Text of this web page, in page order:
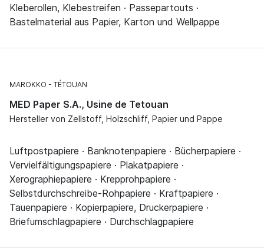
Kleberollen, Klebestreifen · Passepartouts ·
Bastelmaterial aus Papier, Karton und Wellpappe
MAROKKO TÉTOUAN
MED Paper S.A., Usine de Tetouan
Hersteller von Zellstoff, Holzschliff, Papier und Pappe
Luftpostpapiere · Banknotenpapiere · Bücherpapiere ·
Vervielfältigungspapiere · Plakatpapiere ·
Xerographiepapiere · Krepprohpapiere ·
Selbstdurchschreibe-Rohpapiere · Kraftpapiere ·
Tauenpapiere · Kopierpapiere, Druckerpapiere ·
Briefumschlagpapiere · Durchschlagpapiere